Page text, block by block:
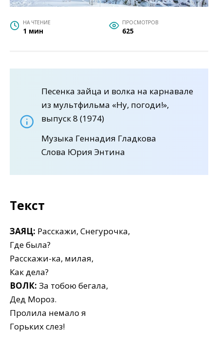
НА ЧТЕНИЕ
1 мин
ПРОСМОТРОВ
625
Песенка зайца и волка на карнавале
из мультфильма «Ну, погоди!»,
выпуск 8 (1974)
Музыка Геннадия Гладкова
Слова Юрия Энтина
Текст
ЗАЯЦ: Расскажи, Снегурочка,
Где была?
Расскажи-ка, милая,
Как дела?
ВОЛК: За тобою бегала,
Дед Мороз.
Пролила немало я
Горьких слез!